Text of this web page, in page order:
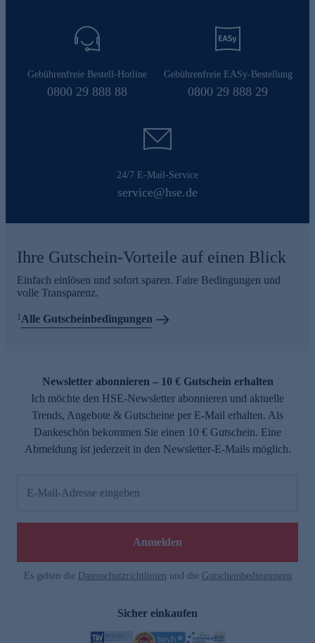
Gebührenfreie Bestell-Hotline
0800 29 888 88
Gebührenfreie EASy-Bestellung
0800 29 888 29
24/7 E-Mail-Service
service@hse.de
Ihre Gutschein-Vorteile auf einen Blick
Einfach einlösen und sofort sparen. Faire Bedingungen und
volle Transparenz.
1 Alle Gutscheinbedingungen
Newsletter abonnieren – 10 € Gutschein erhalten
Ich möchte den HSE-Newsletter abonnieren und aktuelle
Trends, Angebote & Gutscheine per E-Mail erhalten. Als
Dankeschön bekommen Sie einen 10 € Gutschein. Eine
Abmeldung ist jederzeit in den Newsletter-E-Mails möglich.
E-Mail-Adresse eingeben
Anmelden
Es gelten die Datenschutzrichtlinien und die Gutscheinbedingungen
Sicher einkaufen